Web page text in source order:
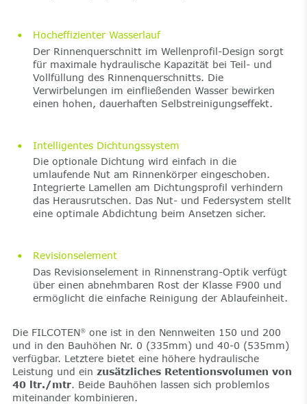
Hocheffizienter Wasserlauf
Der Rinnenquerschnitt im Wellenprofil-Design sorgt
für maximale hydraulische Kapazität bei Teil- und
Vollfüllung des Rinnenquerschnitts. Die
Verwirbelungen im einfließenden Wasser bewirken
einen hohen, dauerhaften Selbstreinigungseffekt.
Intelligentes Dichtungssystem
Die optionale Dichtung wird einfach in die
umlaufende Nut am Rinnenkörper eingeschoben.
Integrierte Lamellen am Dichtungsprofil verhindern
das Herausrutschen. Das Nut- und Federsystem stellt
eine optimale Abdichtung beim Ansetzen sicher.
Revisionselement
Das Revisionselement in Rinnenstrang-Optik verfügt
über einen abnehmbaren Rost der Klasse F900 und
ermöglicht die einfache Reinigung der Ablaufeinheit.
Die FILCOTEN®one ist in den Nennweiten 150 und 200
und in den Bauhöhen Nr. 0 (335mm) und 40-0 (535mm)
verfügbar. Letztere bietet eine höhere hydraulische
Leistung und ein zusätzliches Retentionsvolumen von
40 ltr./mtr. Beide Bauhöhen lassen sich problemlos
miteinander kombinieren.